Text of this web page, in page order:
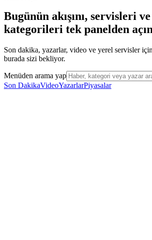
Bugünün akışını, servisleri
kategorileri tek panelden
Son dakika, yazarlar, video ve yerel servisler
burada sizi bekliyor.
Menüden arama yap
Son DakikaVideoYazarlarPiyasalar